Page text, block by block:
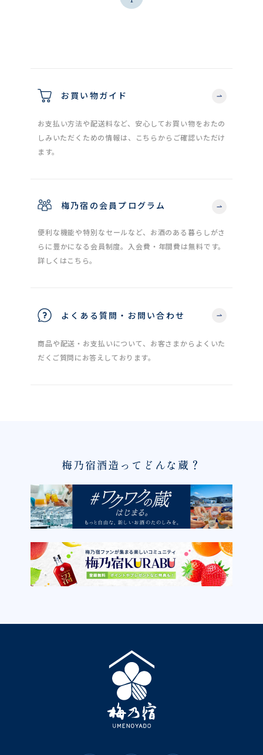
お買い物ガイド
お支払い方法や配送料など、安心してお買い物をおたの
しみいただくための情報は、こちらからご確認いただけ
ます。
梅乃宿の会員プログラム
便利な機能や特別なセールなど、お酒のある暮らしがさ
らに豊かになる会員制度。入会費・年間費は無料です。
詳しくはこちら。
よくある質問・お問い合わせ
商品や配送・お支払いについて、お客さまからよくいた
だくご質問にお答えしております。
梅乃宿酒造ってどんな蔵？